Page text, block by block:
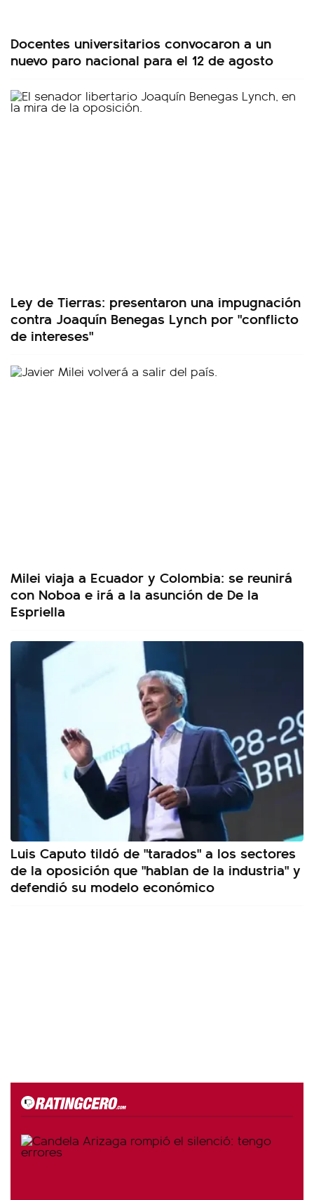
Docentes universitarios convocaron a un
nuevo paro nacional para el 12 de agosto
Ley de Tierras: presentaron una impugnación
contra Joaquín Benegas Lynch por "conflicto
de intereses"
Milei viaja a Ecuador y Colombia: se reunirá
con Noboa e irá a la asunción de De la
Espriella
Luis Caputo tildó de "tarados" a los sectores
de la oposición que "hablan de la industria" y
defendió su modelo económico